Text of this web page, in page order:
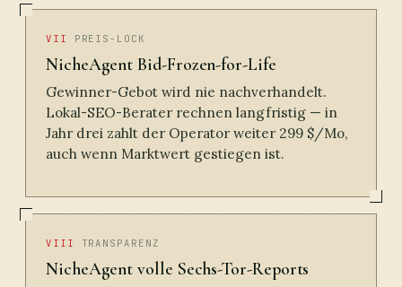
VII PREIS-LOCK
NicheAgent Bid-Frozen-for-Life
Gewinner-Gebot wird nie nachverhandelt.
Lokal-SEO-Berater rechnen langfristig — in
Jahr drei zahlt der Operator weiter 299 $/Mo,
auch wenn Marktwert gestiegen ist.
VIII TRANSPARENZ
NicheAgent volle Sechs-Tor-Reports